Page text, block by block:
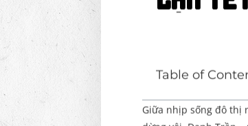
Table of
Giữa nhịp sống đô